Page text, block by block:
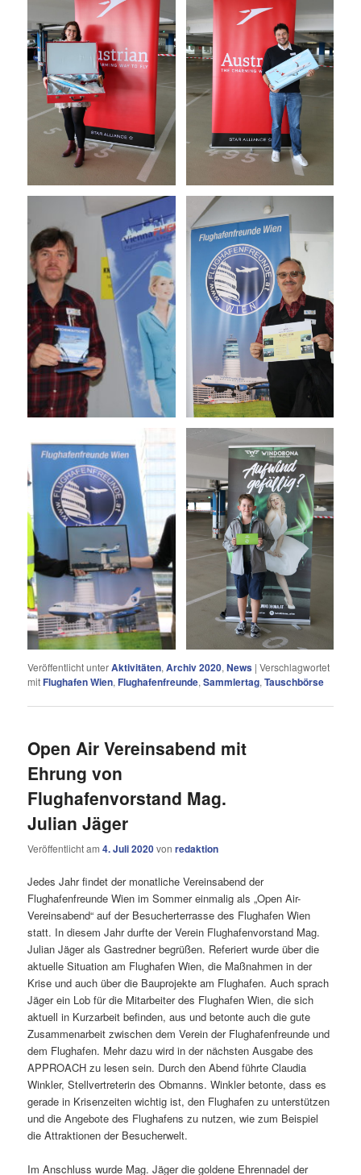
Veröffentlicht unterAktivitäten,Archiv 2020,News |Verschlagwortet
mitFlughafen Wien,Flughafenfreunde,Sammlertag,Tauschbörse
Open Air Vereinsabend mit
Ehrung von
Flughafenvorstand Mag.
Julian Jäger
Veröffentlicht am4. Juli 2020vonredaktion
Jedes Jahr findet der monatliche Vereinsabend der
Flughafenfreunde Wien im Sommer einmalig als „Open Air-
Vereinsabend“ auf der Besucherterrasse des Flughafen Wien
statt. In diesem Jahr durfte der Verein Flughafenvorstand Mag.
Julian Jäger als Gastredner begrüßen. Referiert wurde über die
aktuelle Situation am Flughafen Wien, die Maßnahmen in der
Krise und auch über die Bauprojekte am Flughafen. Auch sprach
Jäger ein Lob für die Mitarbeiter des Flughafen Wien, die sich
aktuell in Kurzarbeit befinden, aus und betonte auch die gute
Zusammenarbeit zwischen dem Verein der Flughafenfreunde und
dem Flughafen. Mehr dazu wird in der nächsten Ausgabe des
APPROACH zu lesen sein. Durch den Abend führte Claudia
Winkler, Stellvertreterin des Obmanns. Winkler betonte, dass es
gerade in Krisenzeiten wichtig ist, den Flughafen zu unterstützen
und die Angebote des Flughafens zu nutzen, wie zum Beispiel
die Attraktionen der Besucherwelt.
Im Anschluss wurde Mag. Jäger die goldene Ehrennadel der